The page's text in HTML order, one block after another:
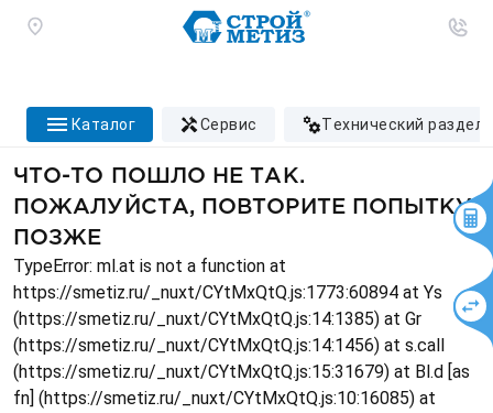
каталог сервис технический раздел
ЧТО-ТО ПОШЛО НЕ ТАК.
ПОЖАЛУЙСТА, ПОВТОРИТЕ ПОПЫТКУ
ПОЗЖЕ
TypeError: ml.at is not a function at
https://smetiz.ru/_nuxt/CYtMxQtQ.js:1773:60894 at Ys
(https://smetiz.ru/_nuxt/CYtMxQtQ.js:14:1385) at Gr
(https://smetiz.ru/_nuxt/CYtMxQtQ.js:14:1456) at s.call
(https://smetiz.ru/_nuxt/CYtMxQtQ.js:15:31679) at Bl.d [as
fn] (https://smetiz.ru/_nuxt/CYtMxQtQ.js:10:16085) at